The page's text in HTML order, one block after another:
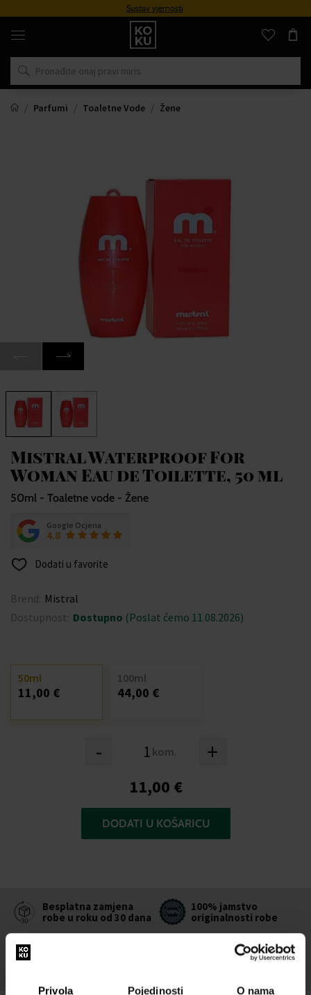
Privola Pojedinosti O nama
Sustav vjernosti
Originalni
parfemi
satovi
na
mjestu
Parfumi
Toaletne Vode Žene
Mistral Waterproof For
Woman Eau de Toilette, 50 ml
50ml - Toaletne vode - Žene
Google Ocjena
4.8
Dodati u favorite
Brend: Mistral
Dostupnost: Dostupno (Poslat ćemo 11.08.2026)
- kom. +
50ml
11,00 €
100ml
44,00 €
11,00 €
DODATI U KOŠARICU
Besplatna zamjena
robe u roku od 30 dana
100% jamstvo
originalnosti robe
Nagrada za vašu